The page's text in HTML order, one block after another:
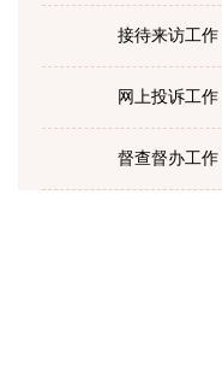
接待来访工作
网上投诉工作
督查督办工作